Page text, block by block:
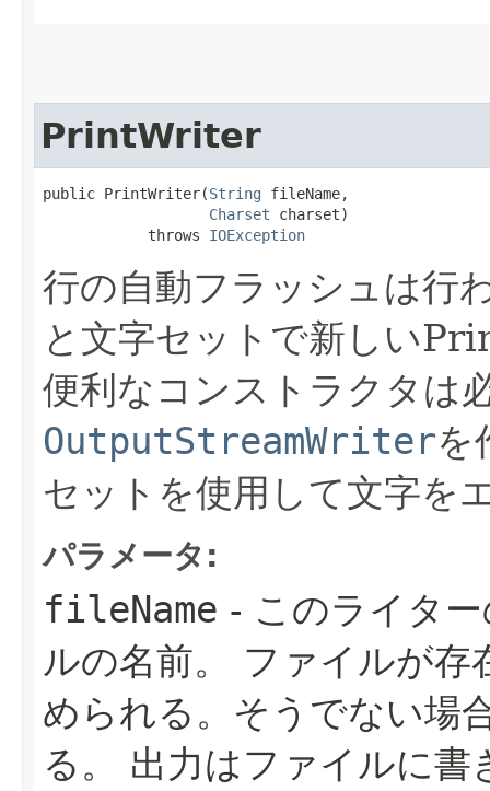
PrintWriter
public PrintWriter​(String fileName,
Charset charset)
            throws
IOException
行の自動フラッシュは行
と文字セットで新しい
便利なコンストラクタは
OutputStreamWriterを
セットを使用して文字を
パラメータ:
fileName - このライタ
ルの名前。
ファイルが存
められる。そうでない場
る。
出力はファイルに書